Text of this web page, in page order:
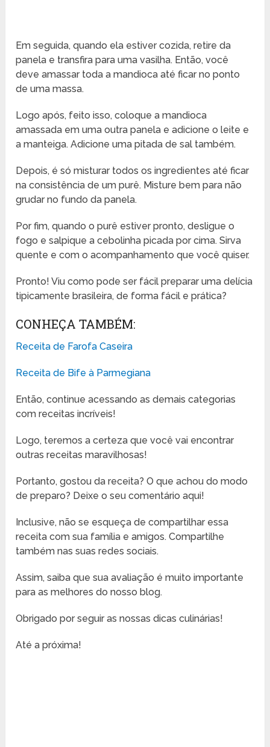
Em seguida, quando ela estiver cozida, retire da
panela e transfira para uma vasilha. Então, você
deve amassar toda a mandioca até ficar no ponto
de uma massa.
Logo após, feito isso, coloque a mandioca
amassada em uma outra panela e adicione o leite e
a manteiga. Adicione uma pitada de sal também.
Depois, é só misturar todos os ingredientes até ficar
na consistência de um purê. Misture bem para não
grudar no fundo da panela.
Por fim, quando o purê estiver pronto, desligue o
fogo e salpique a cebolinha picada por cima. Sirva
quente e com o acompanhamento que você quiser.
Pronto! Viu como pode ser fácil preparar uma delícia
tipicamente brasileira, de forma fácil e prática?
CONHEÇA TAMBÉM:
Receita de Farofa Caseira
Receita de Bife à Parmegiana
Então, continue acessando as demais categorias
com receitas incríveis!
Logo, teremos a certeza que você vai encontrar
outras receitas maravilhosas!
Portanto, gostou da receita? O que achou do modo
de preparo? Deixe o seu comentário aqui!
Inclusive, não se esqueça de compartilhar essa
receita com sua família e amigos. Compartilhe
também nas suas redes sociais.
Assim, saiba que sua avaliação é muito importante
para as melhores do nosso blog.
Obrigado por seguir as nossas dicas culinárias!
Até a próxima!